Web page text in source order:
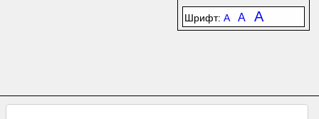
Шрифт: A A A